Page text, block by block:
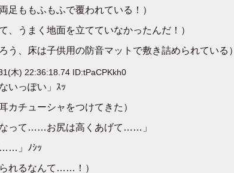
足ももふもふで覆われている！）
、うまく地面を立てていなかったんだ！）
う、床は子供用の防音マットで敷き詰められている）
木) 22:36:18.74 ID:tPaCPKkh0
いっぽい」ｽｯ
カチューシャをつけてきた）
なって……お尻は高くあげて……」
……」ﾉｼｯ
れるなんて……！）